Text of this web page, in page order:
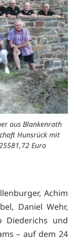
aus Blankenrath
Hunsrück mit
Euro
Achim
Daniel Wehr,
Diederichs und
– auf dem 24